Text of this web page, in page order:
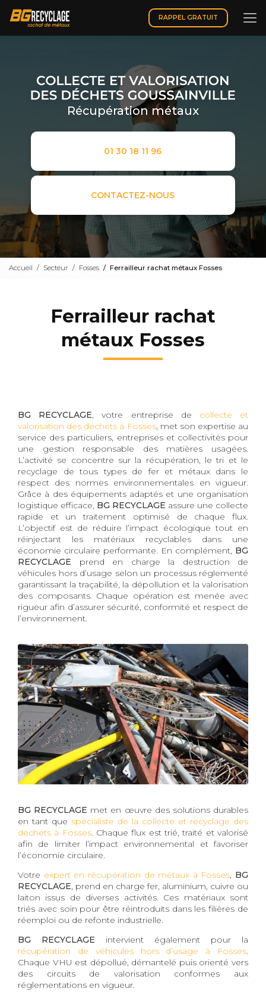
contenu
principal
RAPPEL GRATUIT
Récupération métaux
01 30 18 11 96
CONTACTEZ-NOUS
Accueil Secteur Fosses Ferrailleur rachat métaux Fosses
Ferrailleur rachat
métaux Fosses
BG RECYCLAGE, votre entreprise de collecte et
valorisation des déchets à Fosses, met son expertise au
service des particuliers, entreprises et collectivités pour
une gestion responsable des matières usagées.
L’activité se concentre sur la récupération, le tri et le
recyclage de tous types de fer et métaux dans le
respect des normes environnementales en vigueur.
Grâce à des équipements adaptés et une organisation
logistique efficace, BG RECYCLAGE assure une collecte
rapide et un traitement optimisé de chaque flux.
L’objectif est de réduire l’impact écologique tout en
réinjectant les matériaux recyclables dans une
économie circulaire performante. En complément, BG
RECYCLAGE prend en charge la destruction de
véhicules hors d’usage selon un processus réglementé
garantissant la traçabilité, la dépollution et la valorisation
des composants. Chaque opération est menée avec
rigueur afin d’assurer sécurité, conformité et respect de
l’environnement.
BG RECYCLAGE met en œuvre des solutions durables
en tant que spécialiste de la collecte et recyclage des
déchets à Fosses. Chaque flux est trié, traité et valorisé
afin de limiter l’impact environnemental et favoriser
l’économie circulaire.
Votre expert en récupération de métaux à Fosses, BG
RECYCLAGE, prend en charge fer, aluminium, cuivre ou
laiton issus de diverses activités. Ces matériaux sont
triés avec soin pour être réintroduits dans les filières de
réemploi ou de refonte industrielle.
BG RECYCLAGE intervient également pour la
récupération de véhicules hors d’usage à Fosses.
Chaque VHU est dépollué, démantelé puis orienté vers
des circuits de valorisation conformes aux
réglementations en vigueur.